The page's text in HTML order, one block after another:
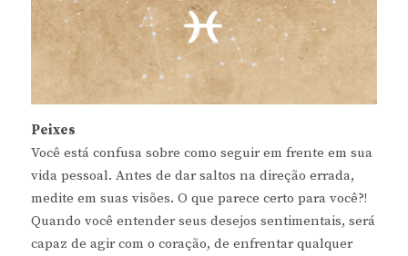
Peixes
Você está confusa sobre como seguir em frente em sua
vida pessoal. Antes de dar saltos na direção errada,
medite em suas visões. O que parece certo para você?!
Quando você entender seus desejos sentimentais, será
capaz de agir com o coração, de enfrentar qualquer